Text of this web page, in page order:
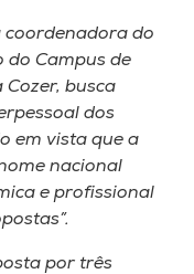
coordenadora do
do Campus de
busca
dos
em vista que a
nacional
e profissional
por três